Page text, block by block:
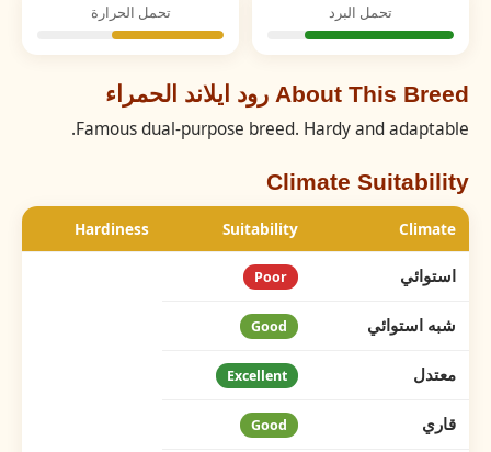
تحمل البرد تحمل الحرارة
About This Breed رود ايلاند الحمراء
Famous dual-purpose breed. Hardy and adaptable.
Climate Suitability
Climate
Suitability
Hardiness
استوائي Poor
شبه استوائي Good
معتدل Excellent
قاري Good